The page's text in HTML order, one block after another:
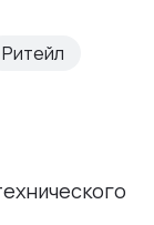
Ритейл